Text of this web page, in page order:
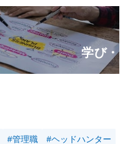
学び・
#管理職 #ヘッドハンター